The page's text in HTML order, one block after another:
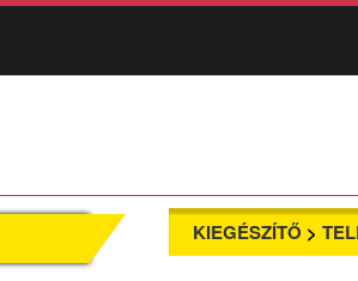
KIEGÉSZÍTŐ >